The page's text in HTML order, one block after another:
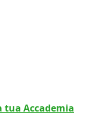
tua Accademia